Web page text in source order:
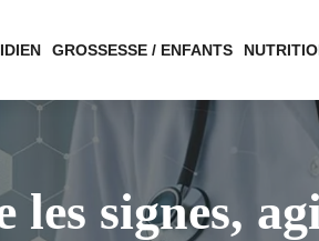
GROSSESSE / ENFANTS
les signes,